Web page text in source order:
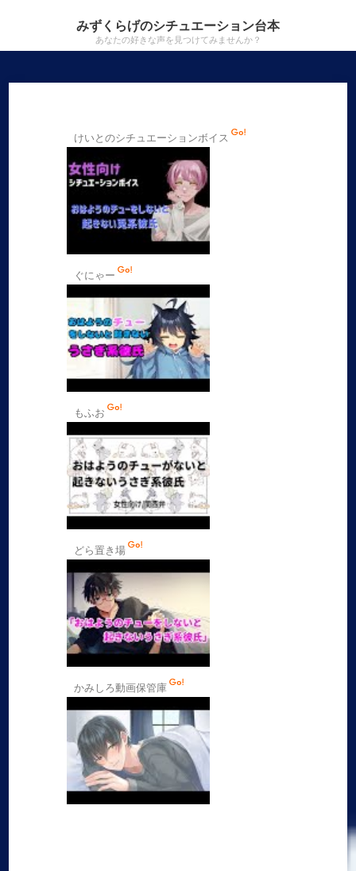
みずくらげのシチュエーション台本
あなたの好きな声を見つけてみませんか？
けいとのシチュエーションボイス
ぐにゃー
もふお
どら置き場
かみしろ動画保管庫